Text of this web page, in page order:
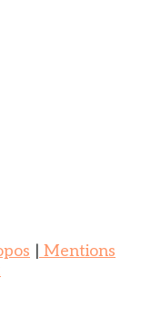
| Mentions